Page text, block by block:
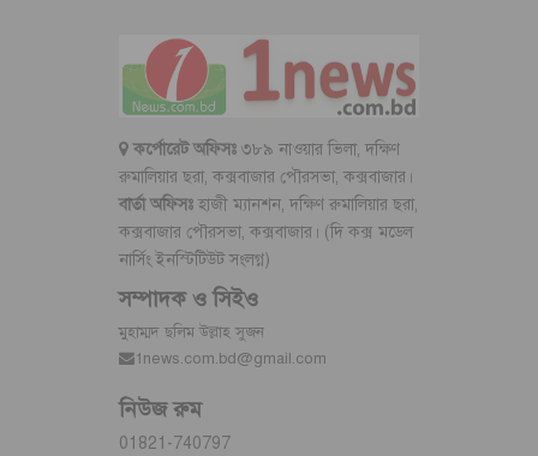
কর্পোরেট অফিসঃ৩৮৯ নাওয়ার ভিলা, দক্ষিণ
রুমালিয়ার ছরা, কক্সবাজার পৌরসভা, কক্সবাজার।
বার্তা অফিসঃ হাজী ম্যানশন, দক্ষিণ রুমালিয়ার ছরা,
কক্সবাজার পৌরসভা, কক্সবাজার। (দি কক্স মডেল
নার্সিং ইনস্টিটিউট সংলগ্ন)
সম্পাদক ও সিইও
মুহাম্মদ ছলিম উল্লাহ সুজন
1news.com.bd@gmail.com
নিউজ রুম
01821-740797